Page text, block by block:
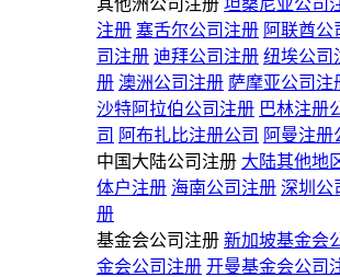
其他洲公司注册 坦桑尼亚公司
注册 塞舌尔公司注册 阿联酋公
司注册 迪拜公司注册 纽埃公司
册 澳洲公司注册 萨摩亚公司注
沙特阿拉伯公司注册 巴林注册
司 阿布扎比注册公司 阿曼注册
中国大陆公司注册 大陆其他地
体户注册 海南公司注册 深圳公
册
基金会公司注册 新加坡基金会
金会公司注册 开曼基金会公司